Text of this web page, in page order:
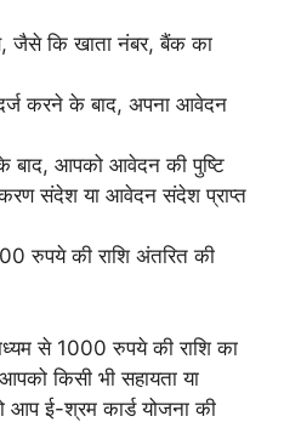
जैसे कि खाता नंबर, बैंक का
करने के बाद, अपना आवेदन
आपको आवेदन की पुष्टि
संदेश या आवेदन संदेश प्राप्त
रुपये की राशि अंतरित की
से 1000 रुपये की राशि का
किसी भी सहायता या
आप ई-श्रम कार्ड योजना की